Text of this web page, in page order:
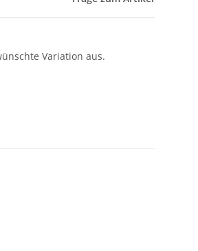
Variation aus.